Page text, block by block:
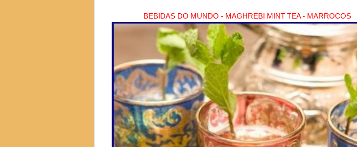
BEBIDAS DO MUNDO - MAGHREBI MINT TEA - MARROCOS